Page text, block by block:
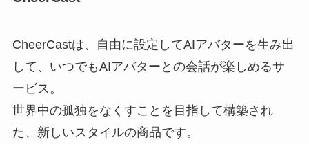
CheerCastは、自由に設定してAIアバターを生み出
して、いつでもAIアバターとの会話が楽しめるサ
ービス。
世界中の孤独をなくすことを目指して構築され
た、新しいスタイルの商品です。